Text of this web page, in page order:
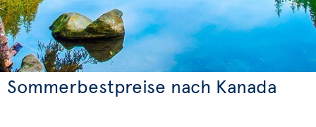
Sommerbestpreise nach Kanada